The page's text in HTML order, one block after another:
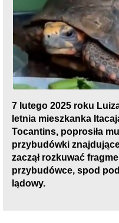
7 lutego 2025 roku
letnia mieszkanka
Tocantins, poprosiła
przybudówki
zaczął rozkuwać
przybudówce, spod
lądowy.